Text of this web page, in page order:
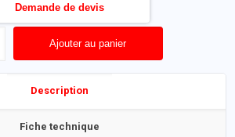
Ajouter au panier
Demande de devis
Description
Fiche technique